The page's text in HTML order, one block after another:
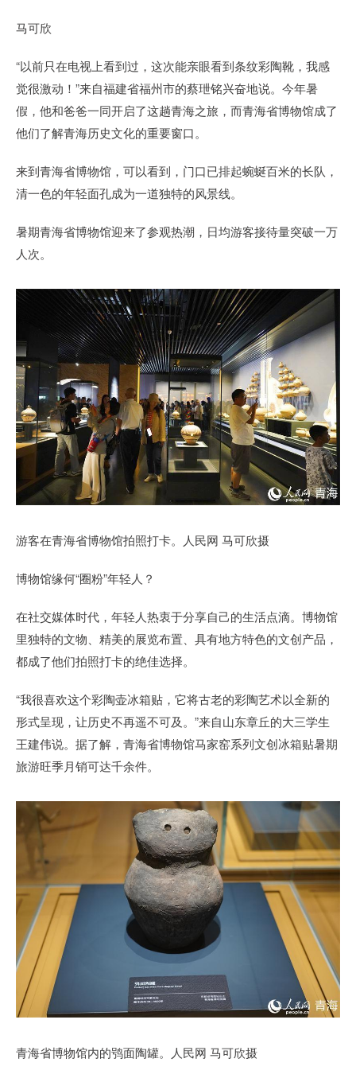
马可欣
“以前只在电视上看到过，这次能亲眼看到条纹彩陶靴，我感
觉很激动！”来自福建省福州市的蔡玴铭兴奋地说。今年暑
假，他和爸爸一同开启了这趟青海之旅，而青海省博物馆成了
他们了解青海历史文化的重要窗口。
来到青海省博物馆，可以看到，门口已排起蜿蜒百米的长队，
清一色的年轻面孔成为一道独特的风景线。
暑期青海省博物馆迎来了参观热潮，日均游客接待量突破一万
人次。
游客在青海省博物馆拍照打卡。人民网 马可欣摄
博物馆缘何“圈粉”年轻人？
在社交媒体时代，年轻人热衷于分享自己的生活点滴。博物馆
里独特的文物、精美的展览布置、具有地方特色的文创产品，
都成了他们拍照打卡的绝佳选择。
“我很喜欢这个彩陶壶冰箱贴，它将古老的彩陶艺术以全新的
形式呈现，让历史不再遥不可及。”来自山东章丘的大三学生
王建伟说。据了解，青海省博物馆马家窑系列文创冰箱贴暑期
旅游旺季月销可达千余件。
青海省博物馆内的鸮面陶罐。人民网 马可欣摄